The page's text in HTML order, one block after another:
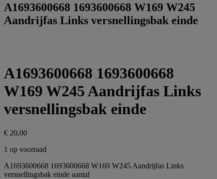
A1693600668 1693600668 W169 W245
Aandrijfas Links versnellingsbak einde
A1693600668 1693600668
W169 W245 Aandrijfas Links
versnellingsbak einde
€ 20,00
1 op voorraad
A1693600668 1693600668 W169 W245 Aandrijfas Links
versnellingsbak einde aantal